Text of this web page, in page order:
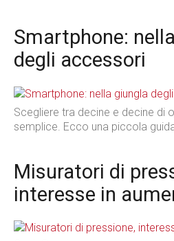
Smartphone:
degli accessori
Scegliere tra decine e decine di
semplice. Ecco una piccola
Misuratori di
interesse in